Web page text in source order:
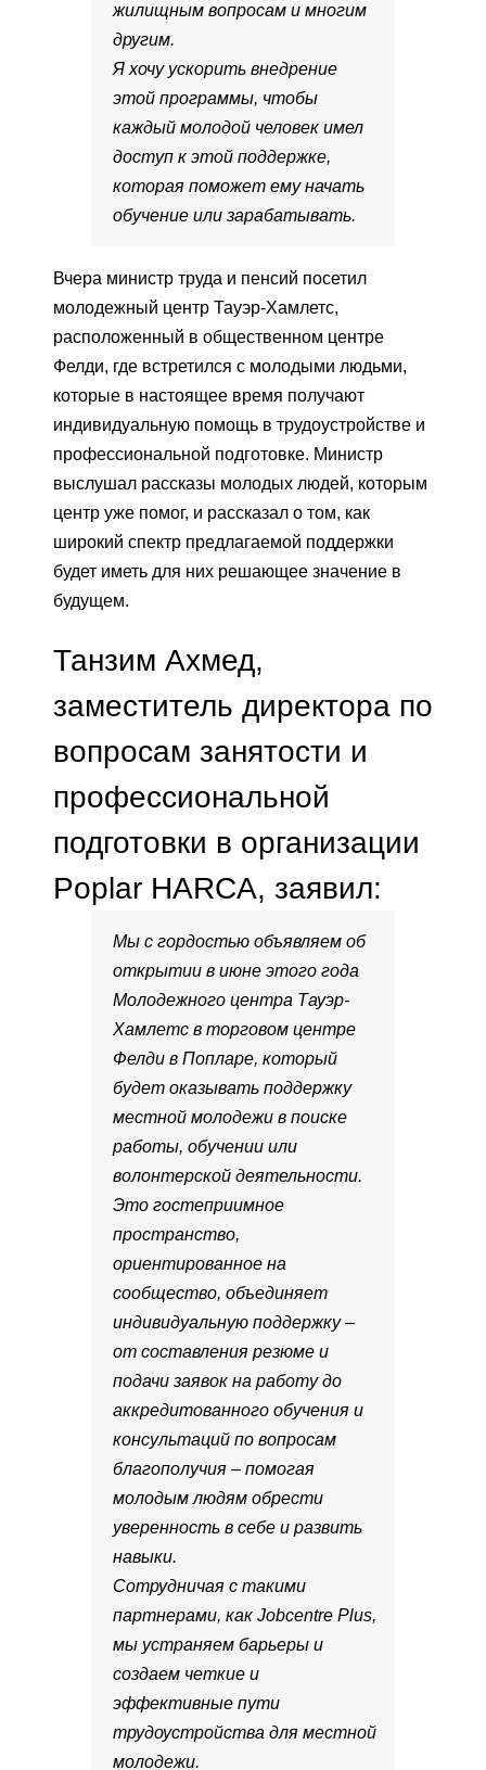
жилищным вопросам и многим
другим.
Я хочу ускорить внедрение
этой программы, чтобы
каждый молодой человек имел
доступ к этой поддержке,
которая поможет ему начать
обучение или зарабатывать.
Вчера министр труда и пенсий посетил
молодежный центр Тауэр-Хамлетс,
расположенный в общественном центре
Фелди, где встретился с молодыми людьми,
которые в настоящее время получают
индивидуальную помощь в трудоустройстве и
профессиональной подготовке. Министр
выслушал рассказы молодых людей, которым
центр уже помог, и рассказал о том, как
широкий спектр предлагаемой поддержки
будет иметь для них решающее значение в
будущем.
Танзим Ахмед,
заместитель директора по
вопросам занятости и
профессиональной
подготовки в организации
Poplar HARCA, заявил:
Мы с гордостью объявляем об
открытии в июне этого года
Молодежного центра Тауэр-
Хамлетс в торговом центре
Фелди в Попларе, который
будет оказывать поддержку
местной молодежи в поиске
работы, обучении или
волонтерской деятельности.
Это гостеприимное
пространство,
ориентированное на
сообщество, объединяет
индивидуальную поддержку –
от составления резюме и
подачи заявок на работу до
аккредитованного обучения и
консультаций по вопросам
благополучия – помогая
молодым людям обрести
уверенность в себе и развить
навыки.
Сотрудничая с такими
партнерами, как Jobcentre Plus,
мы устраняем барьеры и
создаем четкие и
эффективные пути
трудоустройства для местной
молодежи.